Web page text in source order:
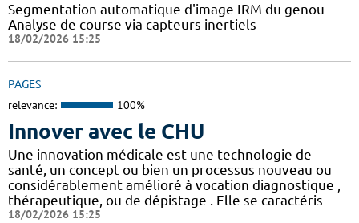
Segmentation automatique d'image IRM du genou
Analyse de course via capteurs inertiels
18/02/2026 15:25
PAGES
relevance: 100%
Innover avec le CHU
Une innovation médicale est une technologie de
santé, un concept ou bien un processus nouveau ou
considérablement amélioré à vocation diagnostique ,
thérapeutique, ou de dépistage . Elle se caractéris
18/02/2026 15:25